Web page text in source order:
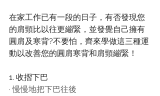
在家工作已有一段的日子，有否發現您
的肩頸比以往更繃緊，並發覺自己擁有
圓肩及寒背?不要怕，齊來學做這三種運
動以改善您的圓肩寒背和肩頸繃緊！
1. 收摺下巴
· 慢慢地把下巴往後